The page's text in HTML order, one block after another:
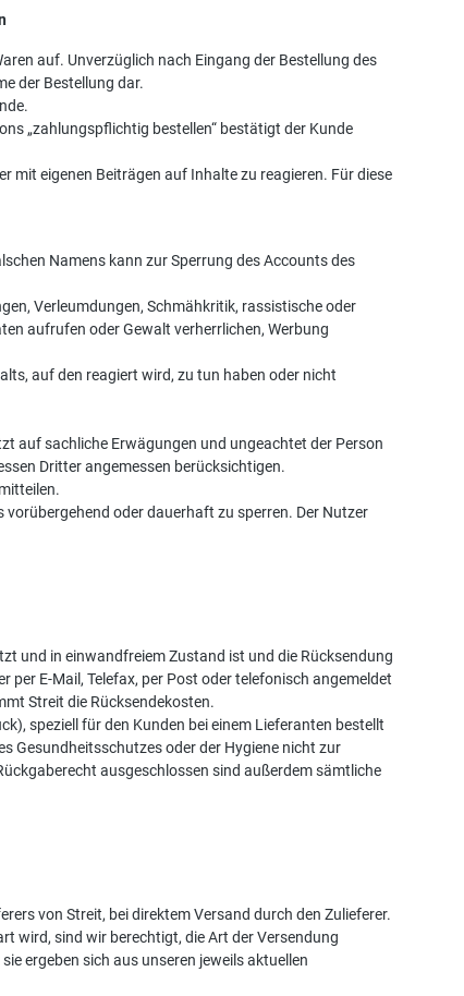
auf. Unverzüglich nach Eingang der Bestellung des
der Bestellung dar.
„zahlungspflichtig bestellen“ bestätigt der Kunde
mit eigenen Beiträgen auf Inhalte zu reagieren. Für diese
Namens kann zur Sperrung des Accounts des
Verleumdungen, Schmähkritik, rassistische oder
aufrufen oder Gewalt verherrlichen, Werbung
auf den reagiert wird, zu tun haben oder nicht
auf sachliche Erwägungen und ungeachtet der Person
Dritter angemessen berücksichtigen.
oder dauerhaft zu sperren. Der Nutzer
und in einwandfreiem Zustand ist und die Rücksendung
per E-Mail, Telefax, per Post oder telefonisch angemeldet
Streit die Rücksendekosten.
speziell für den Kunden bei einem Lieferanten bestellt
Gesundheitsschutzes oder der Hygiene nicht zur
ausgeschlossen sind außerdem sämtliche
von Streit, bei direktem Versand durch den Zulieferer.
wird, sind wir berechtigt, die Art der Versendung
ergeben sich aus unseren jeweils aktuellen